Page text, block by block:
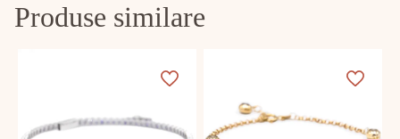
Produse similare